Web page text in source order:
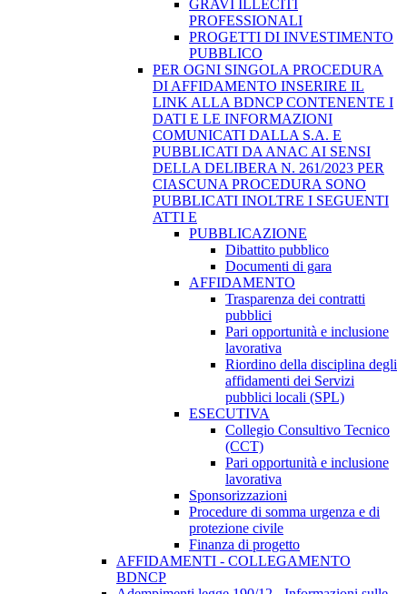
GRAVI ILLECITI
PROFESSIONALI
PROGETTI DI INVESTIMENTO
PUBBLICO
PER OGNI SINGOLA PROCEDURA
DI AFFIDAMENTO INSERIRE IL
LINK ALLA BDNCP CONTENENTE I
DATI E LE INFORMAZIONI
COMUNICATI DALLA S.A. E
PUBBLICATI DA ANAC AI SENSI
DELLA DELIBERA N. 261/2023 PER
CIASCUNA PROCEDURA SONO
PUBBLICATI INOLTRE I SEGUENTI
ATTI E
PUBBLICAZIONE
Dibattito pubblico
Documenti di gara
AFFIDAMENTO
Trasparenza dei contratti
pubblici
Pari opportunità e inclusione
lavorativa
Riordino della disciplina degli
affidamenti dei Servizi
pubblici locali (SPL)
ESECUTIVA
Collegio Consultivo Tecnico
(CCT)
Pari opportunità e inclusione
lavorativa
Sponsorizzazioni
Procedure di somma urgenza e di
protezione civile
Finanza di progetto
AFFIDAMENTI - COLLEGAMENTO
BDNCP